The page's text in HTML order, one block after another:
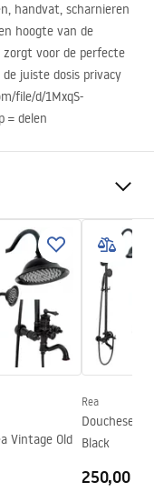
handvat, scharnieren
hoogte van de
zorgt voor de perfecte
juiste dosis privacy
file/d/1MxqS-
= delen
6mm
of op de
Vintage Old
Rea
Doucheset
Black
250,00 €